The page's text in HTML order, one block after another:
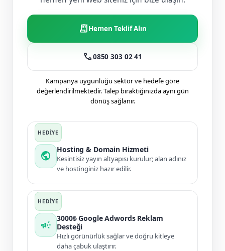
receipt_longHemen Teklif Alın
call0850 303 02 41
Kampanya uygunluğu sektör ve hedefe göre
değerlendirilmektedir. Talep bıraktığınızda aynı gün
dönüş sağlanır.
public
Hosting & Domain Hizmeti
Kesintisiz yayın altyapısı kurulur; alan adınız
ve hostinginiz hazır edilir.
campaign
3000₺ Google Adwords Reklam
Desteği
Hızlı görünürlük sağlar ve doğru kitleye
daha çabuk ulaştırır.